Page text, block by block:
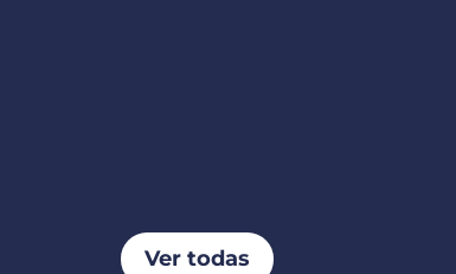
Ver todas